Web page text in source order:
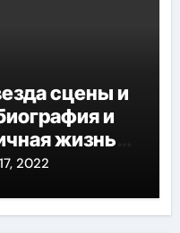
сцены и
и
жизнь
2022